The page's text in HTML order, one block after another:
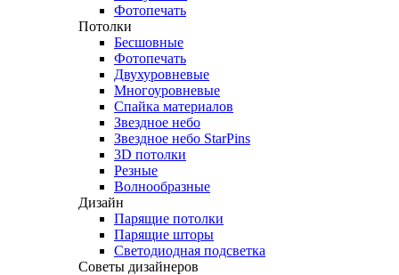
Фотопечать
Потолки
Бесшовные
Фотопечать
Двухуровневые
Многоуровневые
Спайка материалов
Звездное небо
Звездное небо StarPins
3D потолки
Резные
Волнообразные
Дизайн
Парящие потолки
Парящие шторы
Светодиодная подсветка
Советы дизайнеров